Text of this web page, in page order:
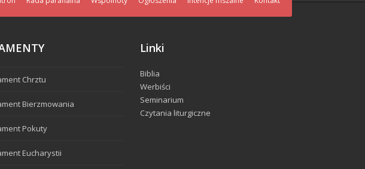
Chrztu
Bierzmowania
Pokuty
Eucharystii
Linki
Biblia
Werbiści
Seminarium
Czytania liturgiczne